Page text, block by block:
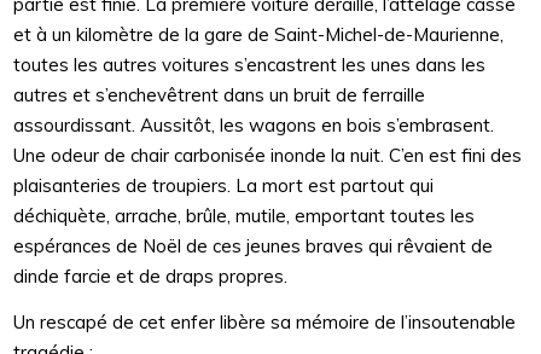
et à un kilomètre de la gare de Saint-Michel-de-Maurienne,
toutes les autres voitures s’encastrent les unes dans les
autres et s’enchevêtrent dans un bruit de ferraille
assourdissant. Aussitôt, les wagons en bois s’embrasent.
Une odeur de chair carbonisée inonde la nuit. C’en est fini des
plaisanteries de troupiers. La mort est partout qui
déchiquète, arrache, brûle, mutile, emportant toutes les
espérances de Noël de ces jeunes braves qui rêvaient de
dinde farcie et de draps propres.
Un rescapé de cet enfer libère sa mémoire de l’insoutenable